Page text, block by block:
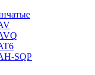
SQP